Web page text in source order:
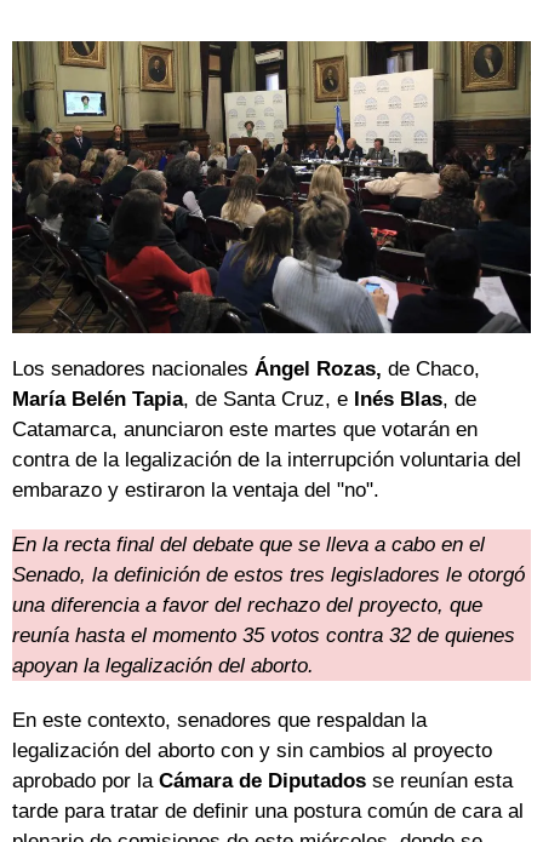
Los senadores nacionales Ángel Rozas, de Chaco,
María Belén Tapia, de Santa Cruz, e Inés Blas, de
Catamarca, anunciaron este martes que votarán en
contra de la legalización de la interrupción voluntaria del
embarazo y estiraron la ventaja del "no".
En la recta final del debate que se lleva a cabo en el
Senado, la definición de estos tres legisladores le otorgó
una diferencia a favor del rechazo del proyecto, que
reunía hasta el momento 35 votos contra 32 de quienes
apoyan la legalización del aborto.
En este contexto, senadores que respaldan la
legalización del aborto con y sin cambios al proyecto
aprobado por la Cámara de Diputados se reunían esta
tarde para tratar de definir una postura común de cara al